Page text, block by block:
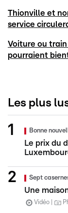
Thionville et
service
Voiture ou
pourraient
Les plus
Bonne
Le prix du
Sept
Une
Vidéo